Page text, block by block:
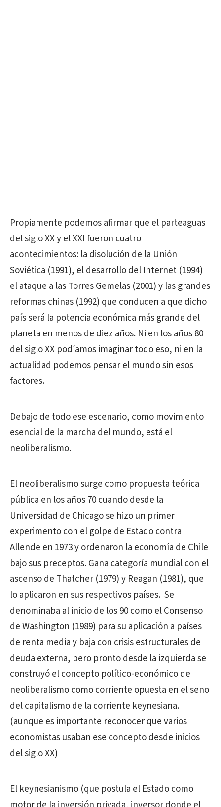
Propiamente podemos afirmar que el parteaguas
del siglo XX y el XXI fueron cuatro
acontecimientos: la disolución de la Unión
Soviética (1991), el desarrollo del Internet (1994)
el ataque a las Torres Gemelas (2001) y las grandes
reformas chinas (1992) que conducen a que dicho
país será la potencia económica más grande del
planeta en menos de diez años. Ni en los años 80
del siglo XX podíamos imaginar todo eso, ni en la
actualidad podemos pensar el mundo sin esos
factores.
Debajo de todo ese escenario, como movimiento
esencial de la marcha del mundo, está el
neoliberalismo.
El neoliberalismo surge como propuesta teórica
pública en los años 70 cuando desde la
Universidad de Chicago se hizo un primer
experimento con el golpe de Estado contra
Allende en 1973 y ordenaron la economía de Chile
bajo sus preceptos. Gana categoría mundial con el
ascenso de Thatcher (1979) y Reagan (1981), que
lo aplicaron en sus respectivos países. Se
denominaba al inicio de los 90 como el Consenso
de Washington (1989) para su aplicación a países
de renta media y baja con crisis estructurales de
deuda externa, pero pronto desde la izquierda se
construyó el concepto político-económico de
neoliberalismo como corriente opuesta en el seno
del capitalismo de la corriente keynesiana.
(aunque es importante reconocer que varios
economistas usaban ese concepto desde inicios
del siglo XX)
El keynesianismo (que postula el Estado como